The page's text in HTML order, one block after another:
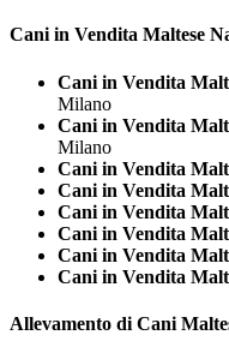
Cani in Vendita Maltese
Cani in Vendita
Milano
Cani in Vendita
Milano
Cani in Vendita
Cani in Vendita
Cani in Vendita
Cani in Vendita
Cani in Vendita
Cani in Vendita
Allevamento di Cani